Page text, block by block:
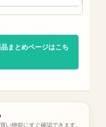
まとめページはこち
い物前にすぐ確認できます。